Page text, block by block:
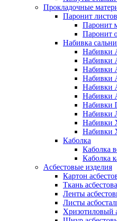
Прокладочные
Паронит
Паронит
Паронит
Набивка
Набивки
Набивки
Набивки
Набивки
Набивки
Набивки
Набивки
Набивки
Набивки
Набивки
Каболка
Каболка
Каболка
Асбестовые изделия
Картон
Ткань
Ленты
Листы
Хризотиловый